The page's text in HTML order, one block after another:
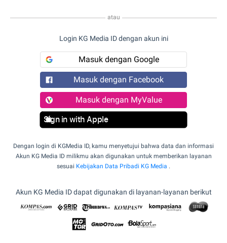
atau
Login KG Media ID dengan akun ini
Masuk dengan Google
Masuk dengan Facebook
Masuk dengan MyValue
Sign in with Apple
Dengan login di KGMedia ID, kamu menyetujui bahwa data dan informasi
Akun KG Media ID milikmu akan digunakan untuk memberikan layanan
sesuai Kebijakan Data Pribadi KG Media .
Akun KG Media ID dapat digunakan di layanan-layanan berikut